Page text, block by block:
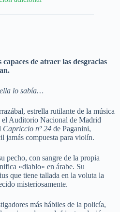
de atraer las desgracias
lo sabía…
estrella rutilante de la música
el Auditorio Nacional de Madrid
Capriccio nº 24 de Paganini,
jamás compuesta para violín.
pecho, con sangre de la propia
«diablo» en árabe. Su
que tiene tallada en la voluta la
misteriosamente.
más hábiles de la policía,